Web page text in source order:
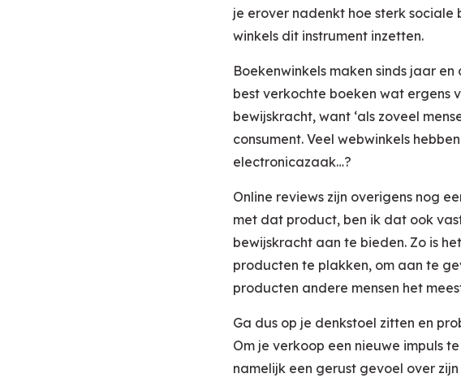
je erover nadenkt hoe sterk
winkels dit instrument inzetten.
Boekenwinkels maken sinds jaar
best verkochte boeken wat ergens
bewijskracht, want ‘als zoveel
consument. Veel webwinkels
electronicazaak…?
Online reviews zijn overigens nog
met dat product, ben ik dat ook
bewijskracht aan te bieden. Zo is
producten te plakken, om aan te
producten andere mensen het
Ga dus op je denkstoel zitten en
Om je verkoop een nieuwe impuls
namelijk een gerust gevoel over